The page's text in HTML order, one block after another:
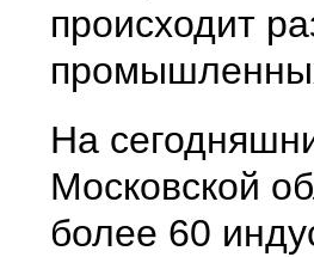
происходит
На
Московской
более 60